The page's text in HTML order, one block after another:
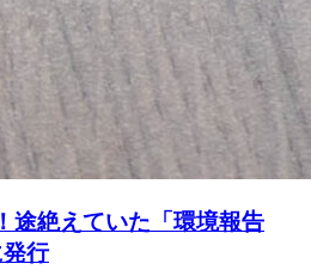
途絶えていた「環境報告
行